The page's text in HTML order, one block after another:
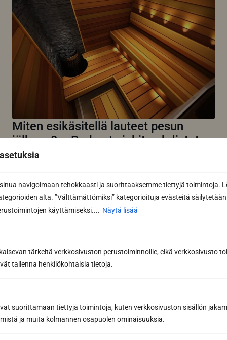
navigoimaan tehokkaasti ja suorittaaksemme tiettyjä toimintoja.
alta. ”Välttämättömiksi” kategorioituja evästeitä säilytetään
käyttämiseksi.... Näytä lisää
tärkeitä verkkosivuston perustoiminnoille, eikä verkkosivusto
tallenna henkilökohtaisia tietoja.
suorittamaan tiettyjä toimintoja, kuten verkkosivuston sisällön
ja muita kolmannen osapuolen ominaisuuksia.
Miten esikäsitellä lauteet pesun
jälkeen? – Parhaat vinkit puhdistetun
pinnan suojaamiseen ja lian
Lauteiden esikäsittely ja suojaaminen puhdistuksen
jälkeen on kriittinen vaihe saunan pitkäikäisyyden
varmistamiseksi. Kun saunan...